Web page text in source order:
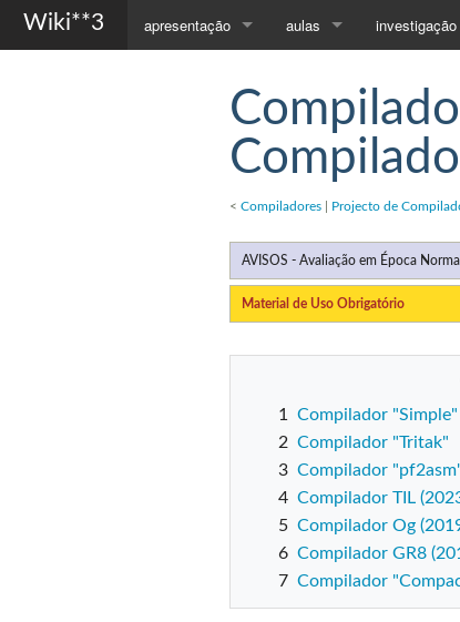
Wiki**3 apresentação aulas
Programação com
Todas as Disciplinas...
investigação
Publicações
< Compiladores Projecto de
AVISOS - Avaliação em Época Normal
Material de Uso Obrigatório
1
Compilador "Simple"
2 Compilador "Tritak"
3 Compilador
4 Compilador TIL
5 Compilador Og
6 Compilador GR8
7 Compilador